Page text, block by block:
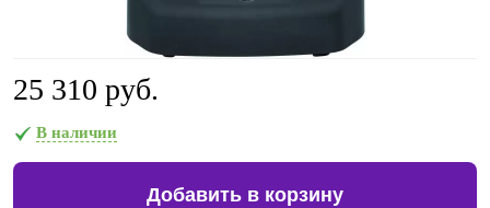
25 310 руб.
В наличии
Добавить в корзину